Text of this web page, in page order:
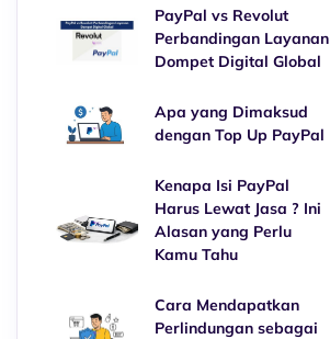
PayPal vs Revolut
Perbandingan Layanan
Dompet Digital Global
Apa yang Dimaksud
dengan Top Up PayPal
Kenapa Isi PayPal
Harus Lewat Jasa ? Ini
Alasan yang Perlu
Kamu Tahu
Cara Mendapatkan
Perlindungan sebagai